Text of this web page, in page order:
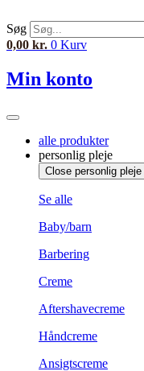
til
indhold
Søg
0,00 kr. 0 Kurv
Min konto
alle produkter
personlig pleje
Close personlig pleje
Se alle
Baby/barn
Barbering
Creme
Aftershavecreme
Håndcreme
Ansigtscreme